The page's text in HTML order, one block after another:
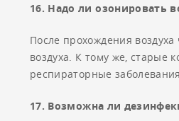
16. Надо ли озонировать
После прохождения
воздуха. К тому же, старые
респираторные
17. Возможна ли